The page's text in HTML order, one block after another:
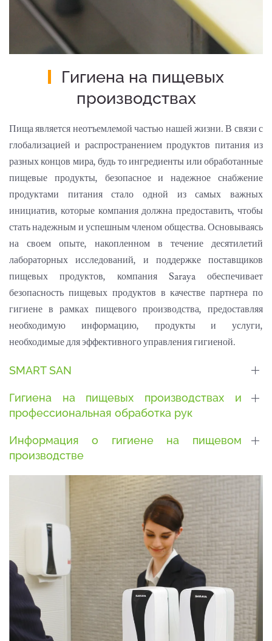
Гигиена на пищевых
производствах
Пища является неотъемлемой частью нашей жизни. В связи с
глобализацией и распространением продуктов питания из
разных концов мира, будь то ингредиенты или обработанные
пищевые продукты, безопасное и надежное снабжение
продуктами питания стало одной из самых важных
инициатив, которые компания должна предоставить, чтобы
стать надежным и успешным членом общества. Основываясь
на своем опыте, накопленном в течение десятилетий
лабораторных исследований, и поддержке поставщиков
пищевых продуктов, компания Saraya обеспечивает
безопасность пищевых продуктов в качестве партнера по
гигиене в рамках пищевого производства, предоставляя
необходимую информацию, продукты и услуги,
необходимые для эффективного управления гигиеной.
SMART SAN
Гигиена на пищевых производствах и
профессиональная обработка рук
Информация о гигиене на пищевом
производстве